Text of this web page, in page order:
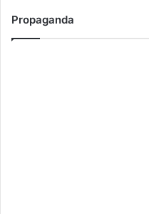
Propaganda